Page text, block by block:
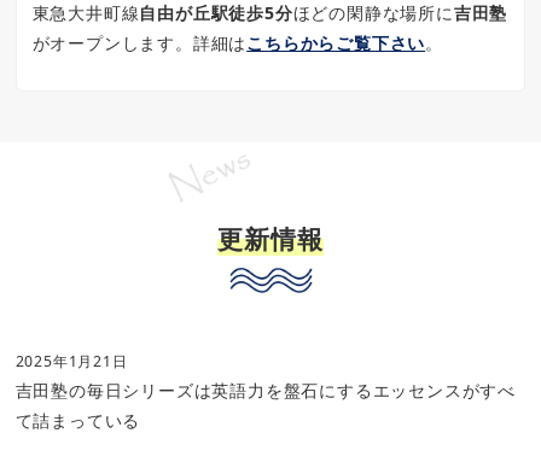
東急大井町線自由が丘駅徒歩5分ほどの閑静な場所に吉田塾
がオープンします。詳細はこちらからご覧下さい。
なってますます便利になった渋谷校これからもどうぞよろ
しくお願いします。
渋谷校が移転しました
数学・理科の指導を再開します！
指導をお求めの方はぜひお問合せ下さい。詳細は
記事をご覧下さい！
更新情報
吉田塾の毎日シリーズは英語力を盤石にするエッセンスがすべ
て詰まっている
2025年1月21日